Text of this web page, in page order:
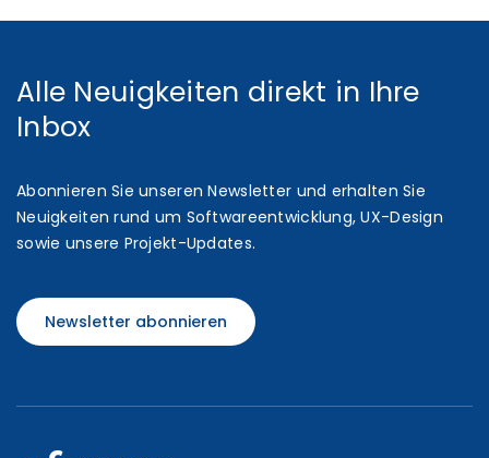
Alle Neuigkeiten direkt in Ihre
Inbox
Abonnieren Sie unseren Newsletter und erhalten Sie
Neuigkeiten rund um Softwareentwicklung, UX-Design
sowie unsere Projekt-Updates.
Newsletter abonnieren